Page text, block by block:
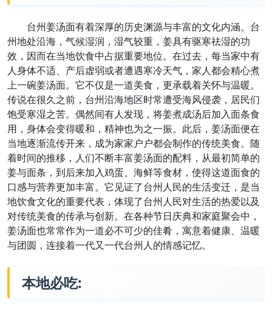
台州姜汤面有着深厚的历史渊源与丰富的文化内涵。台
州地处沿海，气候湿润，湿气较重，姜具有驱寒祛湿的功
效，因而在当地饮食中占据重要地位。在过去，每当家中有
人身体不适、产后虚弱或者遭遇寒冷天气，家人都会精心煮
上一碗姜汤面。它不仅是一道美食，更承载着关怀与温暖。
传说在很久之前，台州沿海地区时常遭受海风侵袭，居民们
饱受寒湿之苦。偶然间有人发现，将姜煮成汤后加入面条食
用，身体会变得暖和，精神也为之一振。此后，姜汤面便在
当地逐渐流传开来，成为家家户户都会制作的传统美食。随
着时间的推移，人们不断丰富姜汤面的配料，从最初简单的
姜与面条，到后来加入鸡蛋、海鲜等食材，使得这道面食的
口感与营养更加丰富。它见证了台州人民的生活变迁，是当
地饮食文化的重要代表，体现了台州人民对生活的热爱以及
对传统美食的传承与创新。在各种节日庆典和家庭聚会中，
姜汤面也常常作为一道必不可少的佳肴，寓意着健康、温暖
与团圆，连接着一代又一代台州人的情感记忆。
本地必吃: